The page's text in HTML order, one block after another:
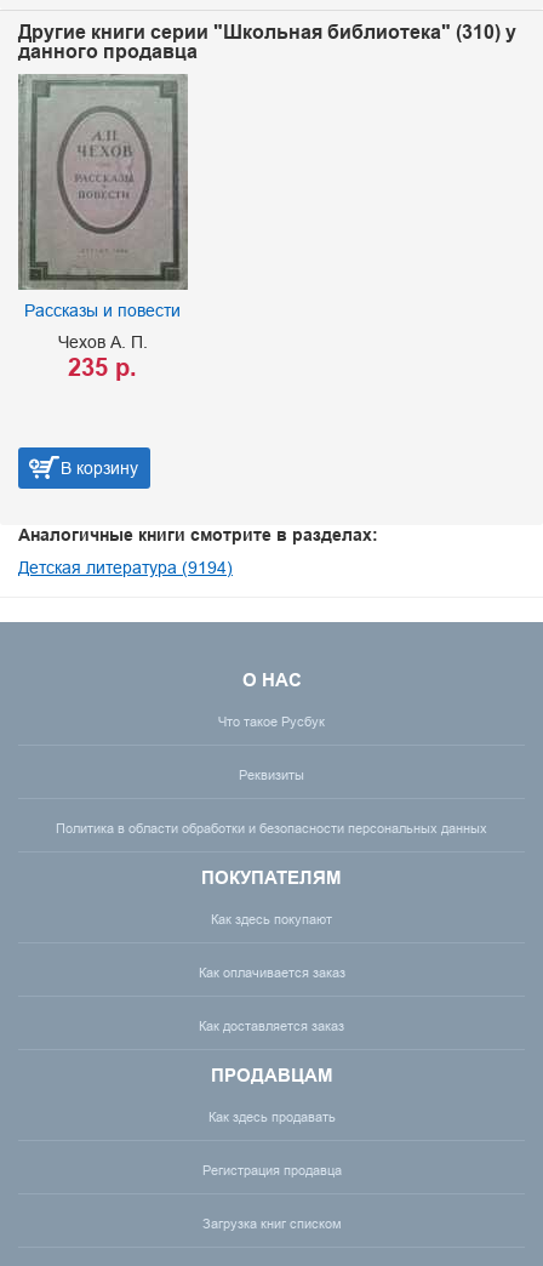
Другие книги серии "Школьная библиотека" (310) у
данного продавца
Рассказы и повести
Чехов А. П.
235 р.
В корзину
Аналогичные книги смотрите в разделах:
Детская литература (9194)
О НАС
Что такое Русбук
Реквизиты
Политика в области обработки и безопасности персональных данных
ПОКУПАТЕЛЯМ
Как здесь покупают
Как оплачивается заказ
Как доставляется заказ
ПРОДАВЦАМ
Как здесь продавать
Регистрация продавца
Загрузка книг списком